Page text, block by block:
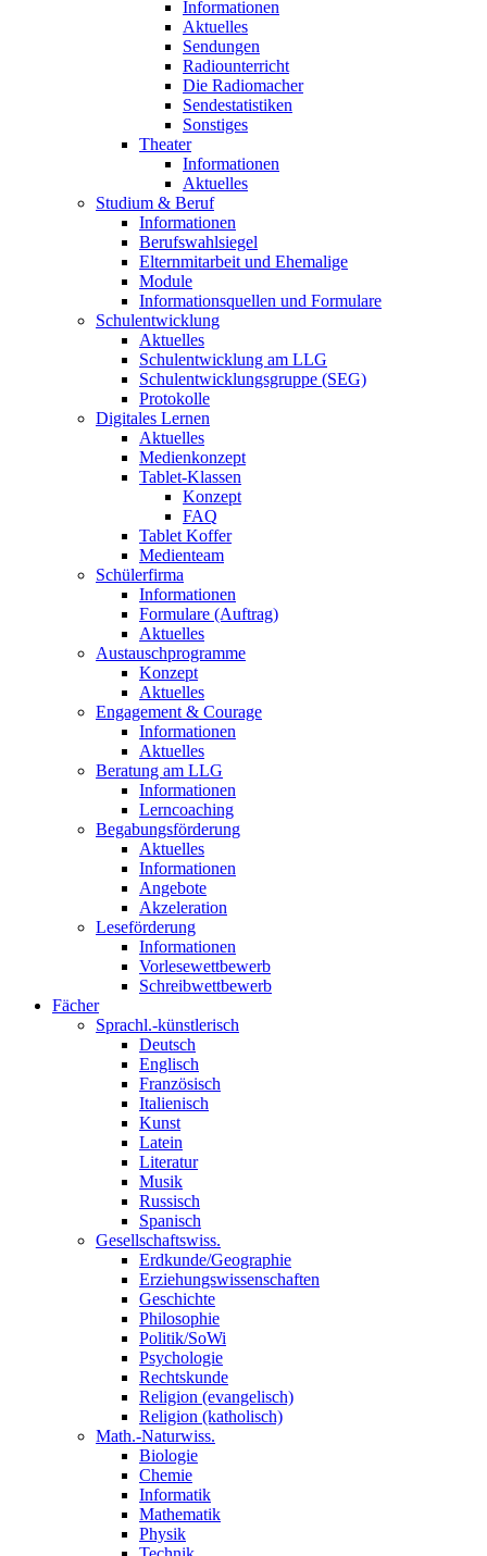
Informationen
Aktuelles
Sendungen
Radiounterricht
Die Radiomacher
Sendestatistiken
Sonstiges
Theater
Informationen
Aktuelles
Studium & Beruf
Informationen
Berufswahlsiegel
Elternmitarbeit und Ehemalige
Module
Informationsquellen und Formulare
Schulentwicklung
Aktuelles
Schulentwicklung am LLG
Schulentwicklungsgruppe (SEG)
Protokolle
Digitales Lernen
Aktuelles
Medienkonzept
Tablet-Klassen
Konzept
FAQ
Tablet Koffer
Medienteam
Schülerfirma
Informationen
Formulare (Auftrag)
Aktuelles
Austauschprogramme
Konzept
Aktuelles
Engagement & Courage
Informationen
Aktuelles
Beratung am LLG
Informationen
Lerncoaching
Begabungsförderung
Aktuelles
Informationen
Angebote
Akzeleration
Leseförderung
Informationen
Vorlesewettbewerb
Schreibwettbewerb
Fächer
Sprachl.-künstlerisch
Deutsch
Englisch
Französisch
Italienisch
Kunst
Latein
Literatur
Musik
Russisch
Spanisch
Gesellschaftswiss.
Erdkunde/Geographie
Erziehungswissenschaften
Geschichte
Philosophie
Politik/SoWi
Psychologie
Rechtskunde
Religion (evangelisch)
Religion (katholisch)
Math.-Naturwiss.
Biologie
Chemie
Informatik
Mathematik
Physik